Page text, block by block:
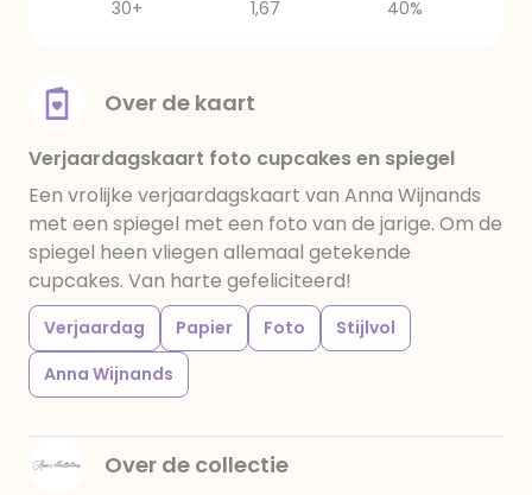
30+
1,67 40%
Over de kaart
Verjaardagskaart foto cupcakes en spiegel
Een vrolijke verjaardagskaart van Anna Wijnands
met een spiegel met een foto van de jarige. Om de
spiegel heen vliegen allemaal getekende
cupcakes. Van harte gefeliciteerd!
Verjaardag Papier Foto
Stijlvol
Anna Wijnands
Over de collectie